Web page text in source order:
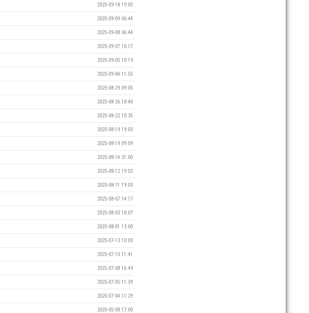
2025-09-18 19:05
2025-09-09 06:44
2025-09-08 06:44
2025-09-07 10:17
2025-09-05 10:19
2025-09-04 11:55
2025-08-29 09:05
2025-08-26 18:40
2025-08-22 10:35
2025-08-19 19:03
2025-08-19 09:09
2025-08-14 21:00
2025-08-12 19:02
2025-08-11 19:03
2025-08-07 14:17
2025-08-03 18:07
2025-08-01 13:00
2025-07-13 10:00
2025-07-10 11:41
2025-07-08 16:49
2025-07-05 11:39
2025-07-04 11:29
2025-05-08 17:00